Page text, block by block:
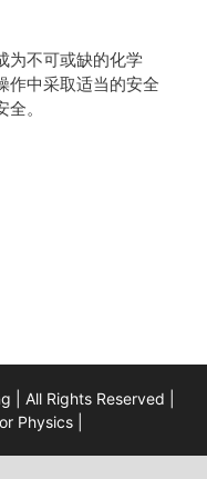
为不可或缺的化学
作中采取适当的安全
。
| All Rights Reserved |
Physics|